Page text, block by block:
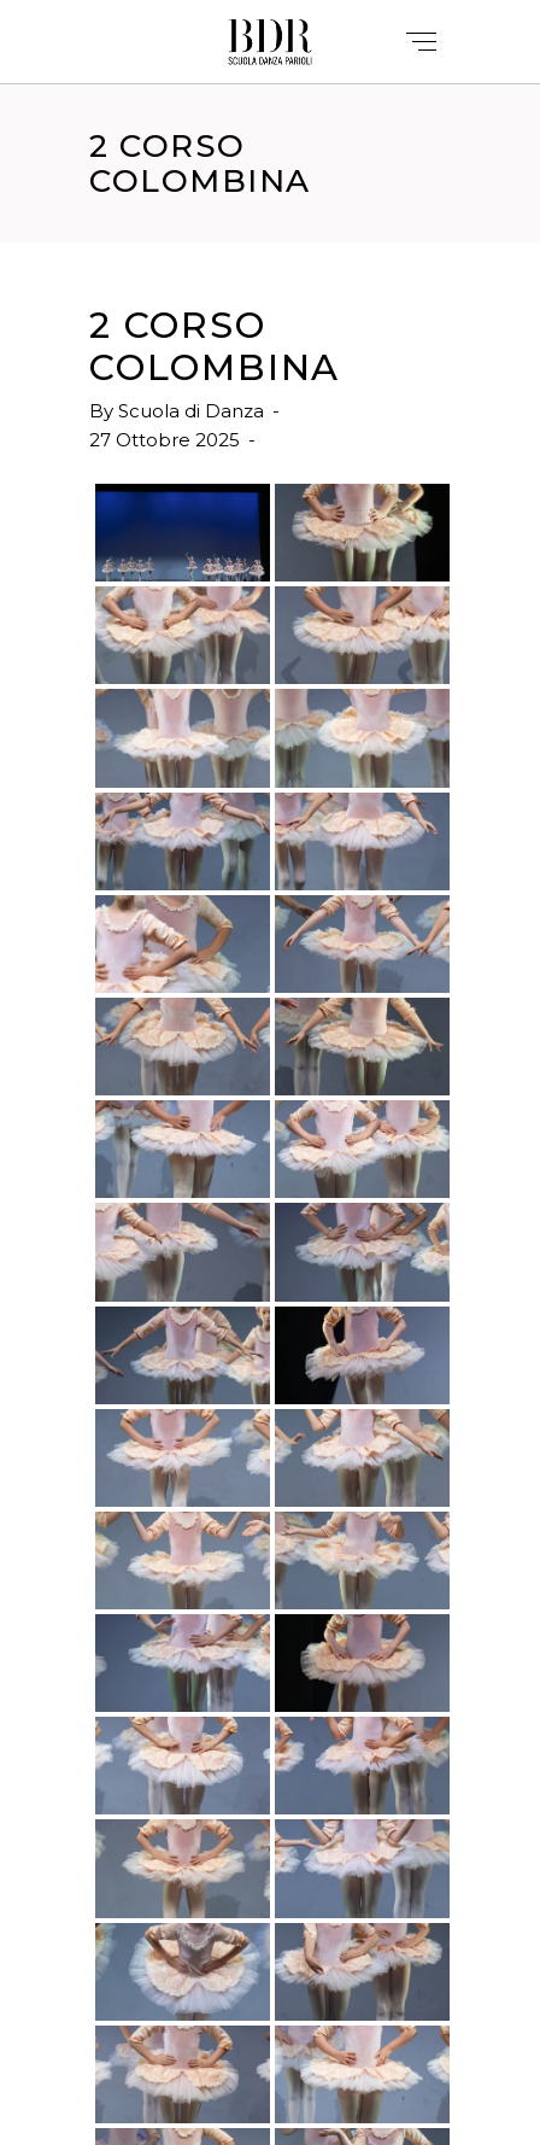
2 CORSO
COLOMBINA
2 CORSO
COLOMBINA
By Scuola di Danza
27 Ottobre 2025